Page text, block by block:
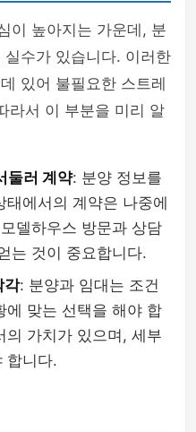
이 높아지는 가운데, 분
수가 있습니다. 이러한
있어 불필요한 스트레
라서 이 부분을 미리 알
둘러 계약: 분양 정보를
에서의 계약은 나중에
델하우스 방문과 상담
는 것이 중요합니다.
각: 분양과 임대는 조건
에 맞는 선택을 해야 합
의 가치가 있으며, 세부
합니다.